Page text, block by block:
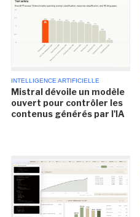
INTELLIGENCE ARTIFICIELLE
Mistral dévoile un modèle
ouvert pour contrôler les
contenus générés par l'IA